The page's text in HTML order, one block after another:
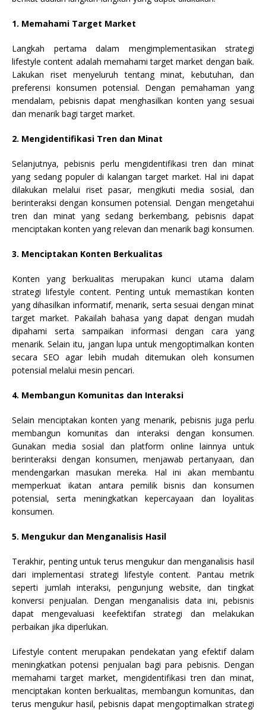
1. Memahami Target Market
Langkah pertama dalam mengimplementasikan strategi
lifestyle content adalah memahami target market dengan baik.
Lakukan riset menyeluruh tentang minat, kebutuhan, dan
preferensi konsumen potensial. Dengan pemahaman yang
mendalam, pebisnis dapat menghasilkan konten yang sesuai
dan menarik bagi target market.
2. Mengidentifikasi Tren dan Minat
Selanjutnya, pebisnis perlu mengidentifikasi tren dan minat
yang sedang populer di kalangan target market. Hal ini dapat
dilakukan melalui riset pasar, mengikuti media sosial, dan
berinteraksi dengan konsumen potensial. Dengan mengetahui
tren dan minat yang sedang berkembang, pebisnis dapat
menciptakan konten yang relevan dan menarik bagi konsumen.
3. Menciptakan Konten Berkualitas
Konten yang berkualitas merupakan kunci utama dalam
strategi lifestyle content. Penting untuk memastikan konten
yang dihasilkan informatif, menarik, serta sesuai dengan minat
target market. Pakailah bahasa yang dapat dengan mudah
dipahami serta sampaikan informasi dengan cara yang
menarik. Selain itu, jangan lupa untuk mengoptimalkan konten
secara SEO agar lebih mudah ditemukan oleh konsumen
potensial melalui mesin pencari.
4. Membangun Komunitas dan Interaksi
Selain menciptakan konten yang menarik, pebisnis juga perlu
membangun komunitas dan interaksi dengan konsumen.
Gunakan media sosial dan platform online lainnya untuk
berinteraksi dengan konsumen, menjawab pertanyaan, dan
mendengarkan masukan mereka. Hal ini akan membantu
memperkuat ikatan antara pemilik bisnis dan konsumen
potensial, serta meningkatkan kepercayaan dan loyalitas
konsumen.
5. Mengukur dan Menganalisis Hasil
Terakhir, penting untuk terus mengukur dan menganalisis hasil
dari implementasi strategi lifestyle content. Pantau metrik
seperti jumlah interaksi, pengunjung website, dan tingkat
konversi penjualan. Dengan menganalisis data ini, pebisnis
dapat mengevaluasi keefektifan strategi dan melakukan
perbaikan jika diperlukan.
Lifestyle content merupakan pendekatan yang efektif dalam
meningkatkan potensi penjualan bagi para pebisnis. Dengan
memahami target market, mengidentifikasi tren dan minat,
menciptakan konten berkualitas, membangun komunitas, dan
terus mengukur hasil, pebisnis dapat mengoptimalkan strategi